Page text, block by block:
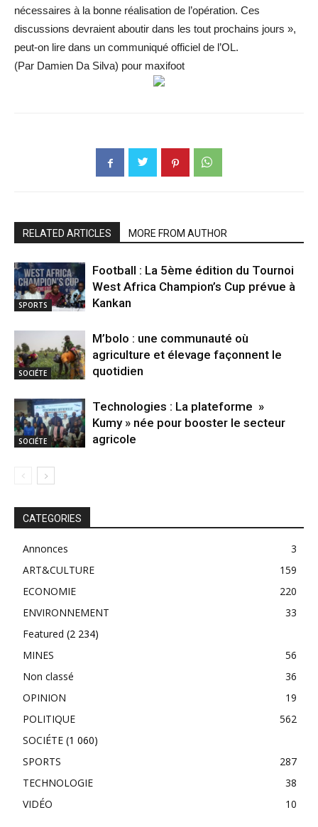
nécessaires à la bonne réalisation de l’opération. Ces
discussions devraient aboutir dans les tout prochains jours »,
peut-on lire dans un communiqué officiel de l’OL.
(Par Damien Da Silva) pour maxifoot
RELATED ARTICLES MORE FROM AUTHOR
SPORTS
Football : La 5ème édition du Tournoi
West Africa Champion’s Cup prévue à
Kankan
SOCIÉTE
M’bolo : une communauté où
agriculture et élevage façonnent le
quotidien
SOCIÉTE
Technologies : La plateforme »
Kumy » née pour booster le secteur
agricole
CATEGORIES
Annonces
3
ART&CULTURE
159
ECONOMIE
220
ENVIRONNEMENT
33
Featured (2 234)
MINES
56
Non classé
36
OPINION
19
POLITIQUE
562
SOCIÉTE (1 060)
SPORTS
287
TECHNOLOGIE
38
VIDÉO
10